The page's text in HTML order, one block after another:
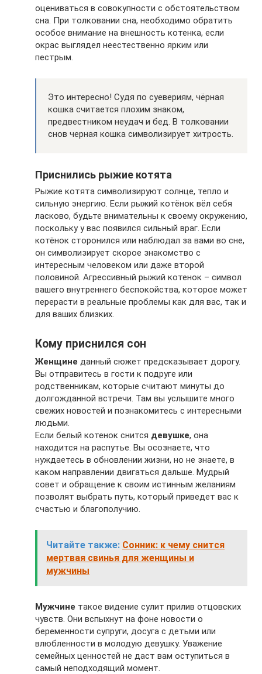
оцениваться в совокупности с обстоятельством
сна. При толковании сна, необходимо обратить
особое внимание на внешность котенка, если
окрас выглядел неестественно ярким или
пестрым.
Это интересно! Судя по суевериям, чёрная
кошка считается плохим знаком,
предвестником неудач и бед. В толковании
снов черная кошка символизирует хитрость.
Приснились рыжие котята
Рыжие котята символизируют солнце, тепло и
сильную энергию. Если рыжий котёнок вёл себя
ласково, будьте внимательны к своему окружению,
поскольку у вас появился сильный враг. Если
котёнок сторонился или наблюдал за вами во сне,
он символизирует скорое знакомство с
интересным человеком или даже второй
половиной. Агрессивный рыжий котенок – символ
вашего внутреннего беспокойства, которое может
перерасти в реальные проблемы как для вас, так и
для ваших близких.
Кому приснился сон
Женщине данный сюжет предсказывает дорогу.
Вы отправитесь в гости к подруге или
родственникам, которые считают минуты до
долгожданной встречи. Там вы услышите много
свежих новостей и познакомитесь с интересными
людьми.
Если белый котенок снится девушке, она
находится на распутье. Вы осознаете, что
нуждаетесь в обновлении жизни, но не знаете, в
каком направлении двигаться дальше. Мудрый
совет и обращение к своим истинным желаниям
позволят выбрать путь, который приведет вас к
счастью и благополучию.
Читайте также: Сонник: к чему снится
мертвая свинья для женщины и
мужчины
Мужчине такое видение сулит прилив отцовских
чувств. Они вспыхнут на фоне новости о
беременности супруги, досуга с детьми или
влюбленности в молодую девушку. Уважение
семейных ценностей не даст вам оступиться в
самый неподходящий момент.